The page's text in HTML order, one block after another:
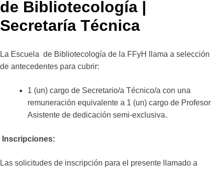
de Bibliotecología |
Secretaría Técnica
La Escuela de Bibliotecología de la FFyH llama a selección
de antecedentes para cubrir:
1 (un) cargo de Secretario/a Técnico/a con una
remuneración equivalente a 1 (un) cargo de Profesor
Asistente de dedicación semi-exclusiva.
Inscripciones:
Las solicitudes de inscripción para el presente llamado a